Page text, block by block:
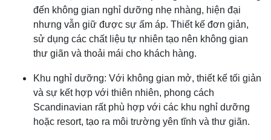
đến không gian nghỉ dưỡng nhẹ nhàng, hiện đại
nhưng vẫn giữ được sự ấm áp. Thiết kế đơn giản,
sử dụng các chất liệu tự nhiên tạo nên không gian
thư giãn và thoải mái cho khách hàng.
Khu nghỉ dưỡng: Với không gian mở, thiết kế tối giản
và sự kết hợp với thiên nhiên, phong cách
Scandinavian rất phù hợp với các khu nghỉ dưỡng
hoặc resort, tạo ra môi trường yên tĩnh và thư giãn.